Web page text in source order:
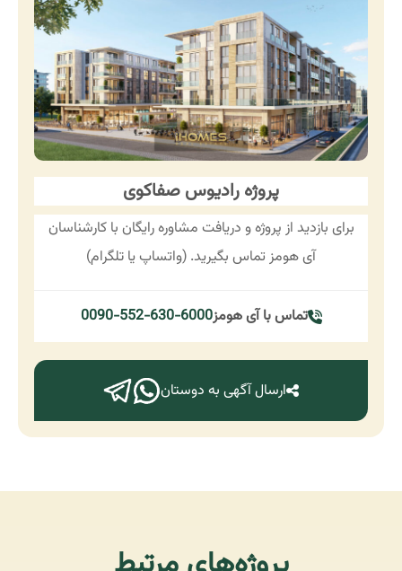
پروژه رادیوس صفاکوی
برای بازدید از پروژه و دریافت مشاوره رایگان با کارشناسان
آی هومز تماس بگیرید. (واتساپ یا تلگرام)
تماس با آی هومز0090-552-630-6000
ارسال آگهی به دوستان